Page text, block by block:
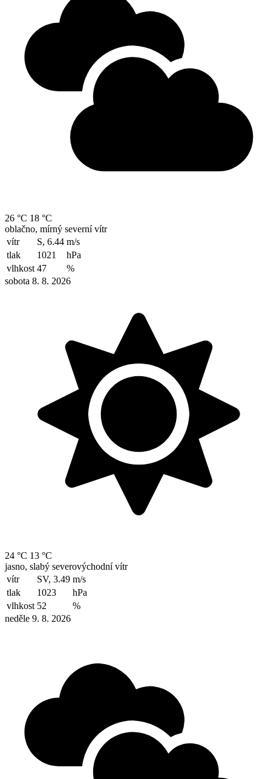
26 °C 18 °C
oblačno, mírný severní vítr
vítr
S, 6.44 m/s
tlak
1021
hPa
vlhkost 47
%
sobota 8. 8. 2026
24 °C 13 °C
jasno, slabý severovýchodní vítr
vítr
SV, 3.49 m/s
tlak
1023
hPa
vlhkost 52
%
neděle 9. 8. 2026